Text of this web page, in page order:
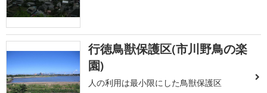
行徳鳥獣保護区(市川野鳥の楽
園)
人の利用は最小限にした鳥獣保護区